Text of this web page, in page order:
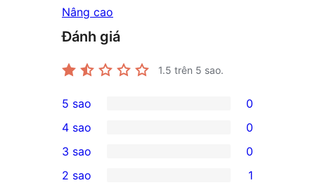
Nâng cao
Đánh giá
1.5 trên 5 sao.
0
5-
star
reviews
5 sao 0
4-
star
4 sao 0
0
3-
3 sao 0
2 sao 1